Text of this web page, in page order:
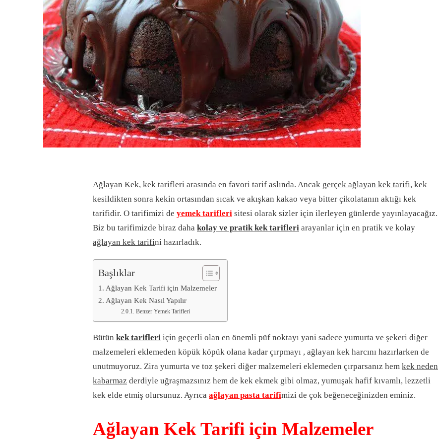
Ağlayan Kek, kek tarifleri arasında en favori tarif aslında. Ancak gerçek ağlayan kek tarifi, kek
kesildikten sonra kekin ortasından sıcak ve akışkan kakao veya bitter çikolatanın aktığı kek
tarifidir. O tarifimizi de yemek tarifleri sitesi olarak sizler için ilerleyen günlerde yayınlayacağız.
Biz bu tarifimizde biraz daha kolay ve pratik kek tarifleri arayanlar için en pratik ve kolay
ağlayan kek tarifini hazırladık.
Başlıklar
Ağlayan Kek Tarifi için Malzemeler
Ağlayan Kek Nasıl Yapılır
Benzer Yemek Tarifleri
Bütün kek tarifleri için geçerli olan en önemli püf noktayı yani sadece yumurta ve şekeri diğer
malzemeleri eklemeden köpük köpük olana kadar çırpmayı , ağlayan kek harcını hazırlarken de
unutmuyoruz. Zira yumurta ve toz şekeri diğer malzemeleri eklemeden çırparsanız hem kek neden
kabarmaz derdiyle uğraşmazsınız hem de kek ekmek gibi olmaz, yumuşak hafif kıvamlı, lezzetli
kek elde etmiş olursunuz. Ayrıca ağlayan pasta tarifimizi de çok beğeneceğinizden eminiz.
Ağlayan Kek Tarifi için Malzemeler